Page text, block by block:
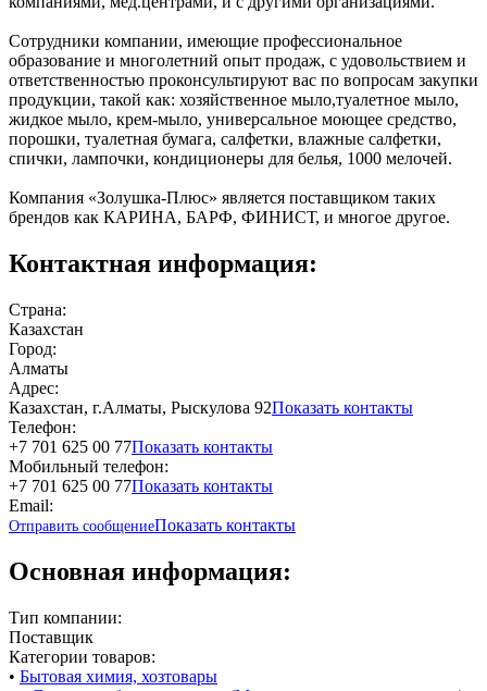
Сотрудники компании, имеющие профессиональное
образование и многолетний опыт продаж, с удовольствием и
ответственностью проконсультируют вас по вопросам закупки
продукции, такой как: хозяйственное мыло,туалетное мыло,
жидкое мыло, крем-мыло, универсальное моющее средство,
порошки, туалетная бумага, салфетки, влажные салфетки,
спички, лампочки, кондиционеры для белья, 1000 мелочей.
Компания «Золушка-Плюс» является поставщиком таких
брендов как КАРИНА, БАРФ, ФИНИСТ, и многое другое.
Контактная информация:
Страна:
Казахстан
Город:
Алматы
Адрес:
Казахстан, г.Алматы, Рыскулова 92Показать контакты
Телефон:
+7 701 625 00 77Показать контакты
Мобильный телефон:
+7 701 625 00 77Показать контакты
Email:
Отправить сообщениеПоказать контакты
Основная информация:
Тип компании:
Поставщик
Категории товаров:
• Бытовая химия, хозтовары